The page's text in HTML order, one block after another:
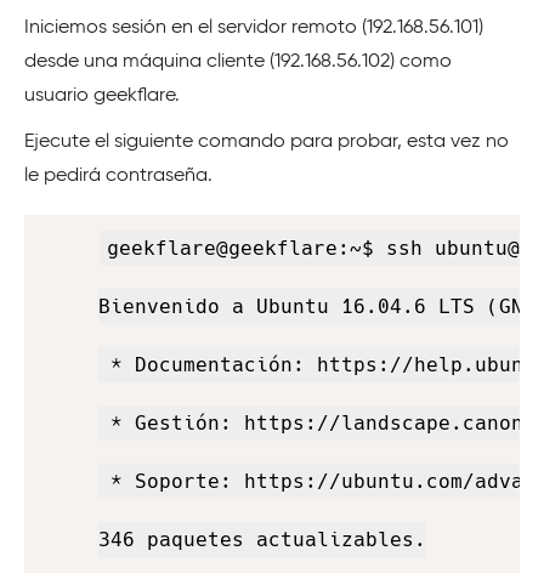
Iniciemos sesión en el servidor remoto (192.168.56.101)
desde una máquina cliente (192.168.56.102) como
usuario geekflare.
Ejecute el siguiente comando para probar, esta vez no
le pedirá contraseña.
geekflare@geekflare:~$ ssh
Bienvenido a Ubuntu 16.04.6 LTS
* Documentación: https://
* Gestión: https://
* Soporte: https://ubuntu.com/
346 paquetes actualizables.